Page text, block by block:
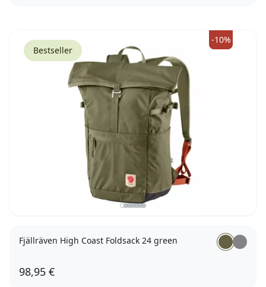
Bestseller
-10%
Fjällräven High Coast Foldsack 24 green
98,95 €